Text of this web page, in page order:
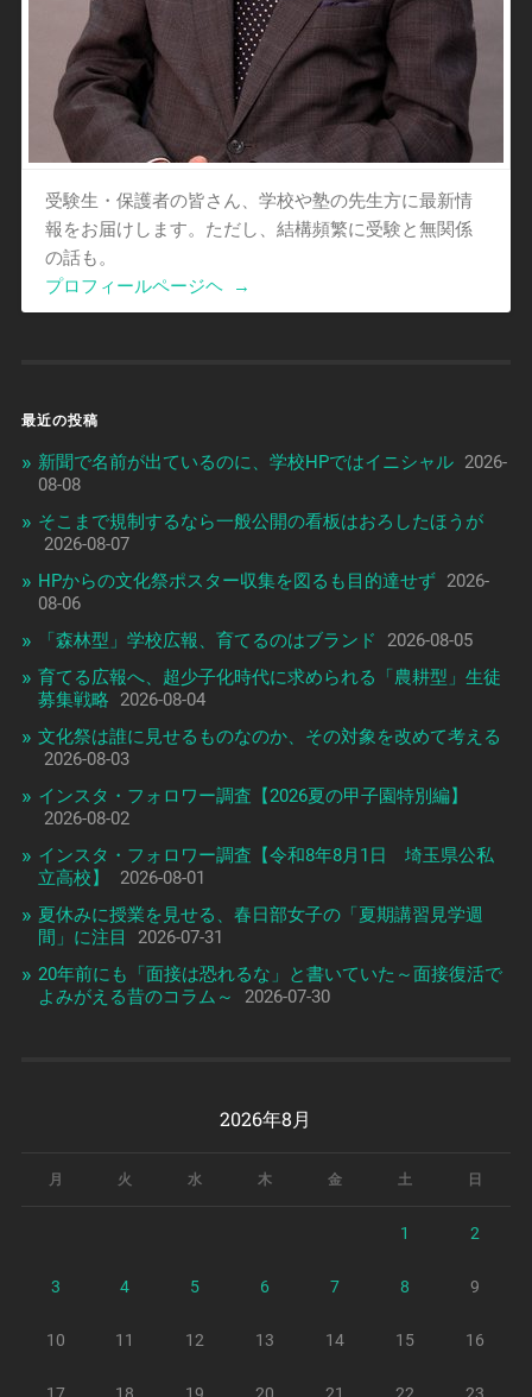
受験生・保護者の皆さん、学校や塾の先生方に最新情
報をお届けします。ただし、結構頻繁に受験と無関係
の話も。
プロフィールページヘ
→
最近の投稿
新聞で名前が出ているのに、学校HPではイニシャル 2026-
08-08
そこまで規制するなら一般公開の看板はおろしたほうが
2026-08-07
HPからの文化祭ポスター収集を図るも目的達せず 2026-
08-06
「森林型」学校広報、育てるのはブランド
2026-08-05
育てる広報へ、超少子化時代に求められる「農耕型」生徒
募集戦略
2026-08-04
文化祭は誰に見せるものなのか、その対象を改めて考える
2026-08-03
インスタ・フォロワー調査【2026夏の甲子園特別編】
2026-08-02
インスタ・フォロワー調査【令和8年8月1日 埼玉県公私
立高校】
2026-08-01
夏休みに授業を見せる、春日部女子の「夏期講習見学週
間」に注目
2026-07-31
20年前にも「面接は恐れるな」と書いていた～面接復活で
よみがえる昔のコラム～
2026-07-30
2026年8月
月 火 水 木 金 土 日
1 2
3 4 5 6 7 8 9
10 11 12 13 14 15 16
17 18 19 20 21 22 23